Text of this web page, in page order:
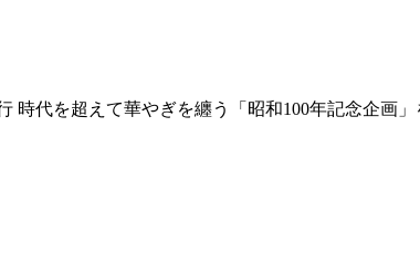
時代を超えて華やぎを纏う「昭和100年記念企画